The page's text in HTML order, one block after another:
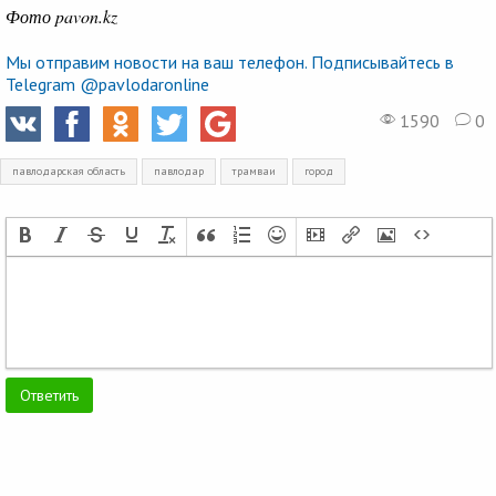
Фото pavon.kz
Мы отправим новости на ваш телефон. Подписывайтесь в
Telegram @pavlodaronline
1590
0
павлодарская область павлодар трамваи город